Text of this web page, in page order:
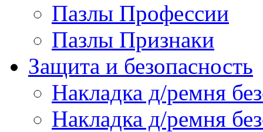
Пазлы Профессии
Пазлы Признаки
Защита и безопасность
Накладка д/ремня
Накладка д/ремня